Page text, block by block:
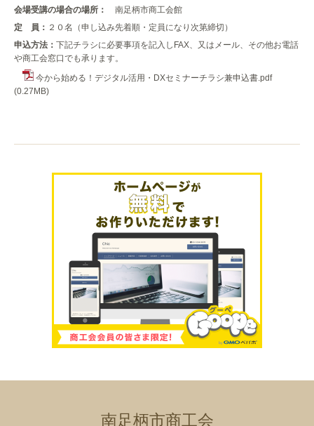
会場受講の場合の場所： 南足柄市商工会館
定 員： ２０名（申し込み先着順・定員になり次第締切）
申込方法： 下記チラシに必要事項を記入しFAX、又はメール、その他お電話
や商工会窓口でも承ります。
今から始める！デジタル活用・DXセミナーチラシ兼申込書.pdf
(0.27MB)
南足柄市商工会